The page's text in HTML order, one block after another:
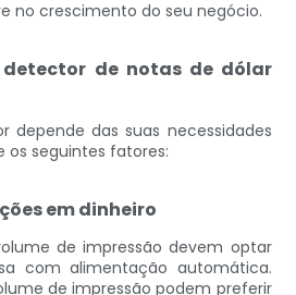
no crescimento do seu negócio.
detector de notas de dólar
depende das suas necessidades
os seguintes fatores:
em dinheiro
de impressão devem optar
com alimentação automática.
de impressão podem preferir